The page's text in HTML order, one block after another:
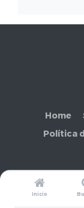
Inicio
Home
Política
Copyright ©